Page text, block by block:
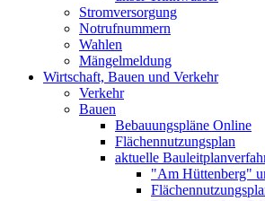
Stromversorgung
Notrufnummern
Wahlen
Mängelmeldung
Wirtschaft, Bauen und Verkehr
Verkehr
Bauen
Bebauungspläne Online
Flächennutzungsplan
aktuelle
"Am Hüttenberg"